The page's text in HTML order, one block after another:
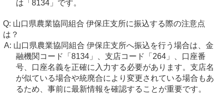
は「8134」です。
山口県農業協同組合 伊保庄支所に振込する際の注意点
は？
山口県農業協同組合 伊保庄支所へ振込を行う場合は、金
融機関コード「8134」、支店コード「264」、口座番
号、口座名義を正確に入力する必要があります。支店名
が似ている場合や統廃合により変更されている場合もあ
るため、事前に最新情報を確認することが重要です。